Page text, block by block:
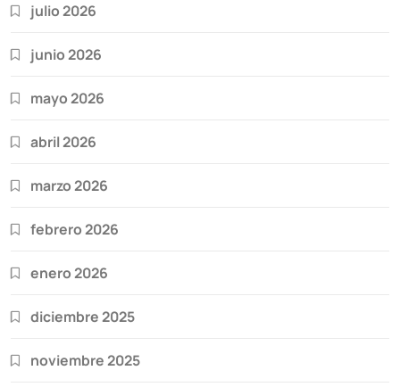
julio 2026
junio 2026
mayo 2026
abril 2026
marzo 2026
febrero 2026
enero 2026
diciembre 2025
noviembre 2025